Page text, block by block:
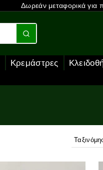
Δωρεάν μεταφορικά
Κρεμάστρες